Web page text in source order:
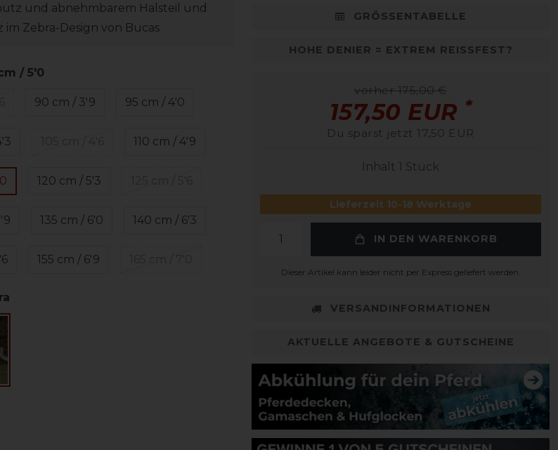
und abnehmbarem Halsteil und
im Zebra-Design von Bucas
/ 5'0
90 cm / 3'9 95 cm / 4'0
110 cm / 4'9
120 cm / 5'3
135 cm / 6'0 140 cm / 6'3
155 cm / 6'9
GRÖSSENTABELLE
HOHE DENIER = EXTREM REISSFEST?
vorher 175,00 €
157,50 EUR *
Du sparst jetzt 17,50 EUR
Inhalt 1 Stück
Lieferzeit 10-18 Werktage
IN DEN WARENKORB
Dieser Artikel kann leider nicht per Express geliefert werden.
VERSANDINFORMATIONEN
AKTUELLE ANGEBOTE & GUTSCHEINE